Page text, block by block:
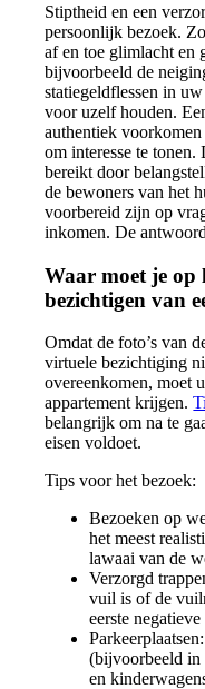
Stiptheid en een
persoonlijk bezoek.
af en toe glimlacht en
bijvoorbeeld de
statiegeldflessen in
voor uzelf houden.
authentiek
om interesse te
bereikt door
de bewoners van het
voorbereid zijn op
inkomen. De
Waar moet je op
bezichtigen van
Omdat de foto’s van
virtuele bezichtiging
overeenkomen, moet
appartement krijgen.
belangrijk om na te
eisen voldoet.
Tips voor het bezoek:
Bezoeken op
het meest
lawaai van de
Verzorgd
vuil is of de
eerste
(bijvoorbeeld in
en